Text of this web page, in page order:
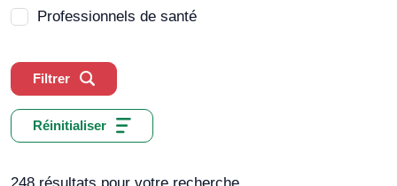
Professionnels de santé
Filtrer
Réinitialiser
248 résultats pour votre recherche